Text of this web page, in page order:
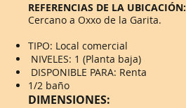
REFERENCIAS DE LA UBICACIÓN:
Cercano a Oxxo de la Garita.
TIPO: Local comercial
NIVELES: 1 (Planta baja)
DISPONIBLE PARA: Renta
1/2 baño
DIMENSIONES: